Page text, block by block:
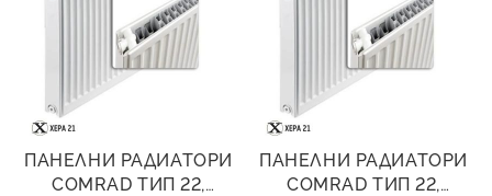
ПАНЕЛНИ РАДИАТОРИ
COMRAD ТИП 22,
ПАНЕЛНИ РАДИАТОРИ
COMRAD ТИП 22,